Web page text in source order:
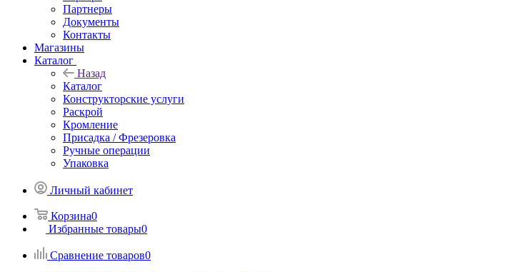
Партнеры
Документы
Контакты
Магазины
Каталог
Назад
Каталог
Конструкторские услуги
Раскрой
Кромление
Присадка / Фрезеровка
Ручные операции
Упаковка
Личный кабинет
Корзина0
Избранные товары0
Сравнение товаров0